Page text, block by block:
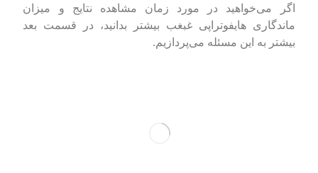
اگر می‌خواهید در مورد زمان مشاهده نتایج و میزان
ماندگاری هایفوتراپی غبغب بیشتر بدانید، در قسمت بعد
بیشتر به این مسئله می‌پردازیم.